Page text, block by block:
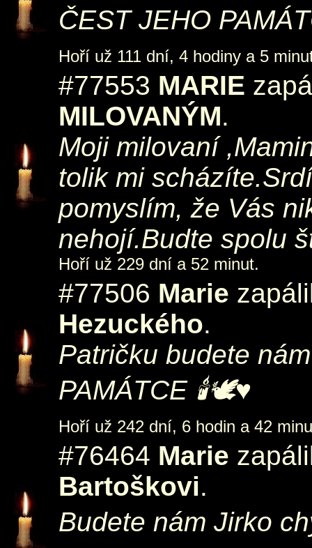
ČEST JEHO
Hoří už 111 dní, 4 hodiny a 5
#77553 MARIE
MILOVANÝM.
Moji milovaní
tolik mi
pomyslím, že Vás
nehojí.Budte spolu
Hoří už 229 dní a 52 minut.
#77506 Marie
Hezuckého.
Patričku budete
PAMÁTCE 🕯🕊♥️
Hoří už 242 dní, 6 hodin a 42
#76464 Marie
Bartoškovi.
Budete nám Jirko